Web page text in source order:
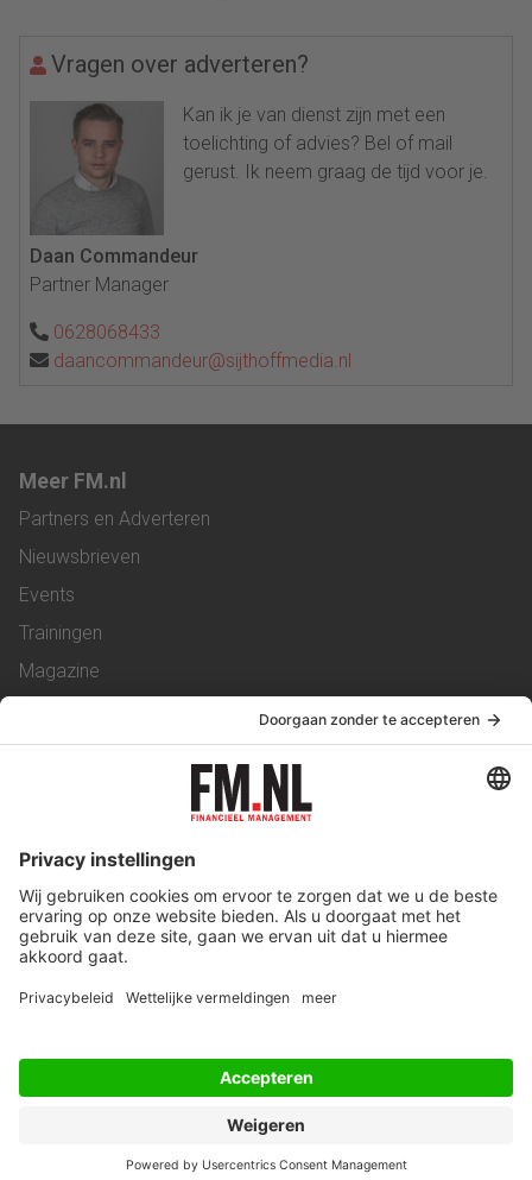
Vragen over adverteren?
Kan ik je van dienst zijn met een
toelichting of advies? Bel of mail
gerust. Ik neem graag de tijd voor je.
Daan Commandeur
Partner Manager
0628068433
daancommandeur@sijthoffmedia.nl
Meer FM.nl
Partners en Adverteren
Nieuwsbrieven
Events
Trainingen
Magazine
Service & Contact
Werken bij ons
Privacy Statement
Algemene Voorwaarden